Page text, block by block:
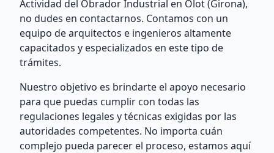
Actividad del Obrador Industrial en Olot (Girona),
no dudes en contactarnos. Contamos con un
equipo de arquitectos e ingenieros altamente
capacitados y especializados en este tipo de
trámites.
Nuestro objetivo es brindarte el apoyo necesario
para que puedas cumplir con todas las
regulaciones legales y técnicas exigidas por las
autoridades competentes. No importa cuán
complejo pueda parecer el proceso, estamos aquí